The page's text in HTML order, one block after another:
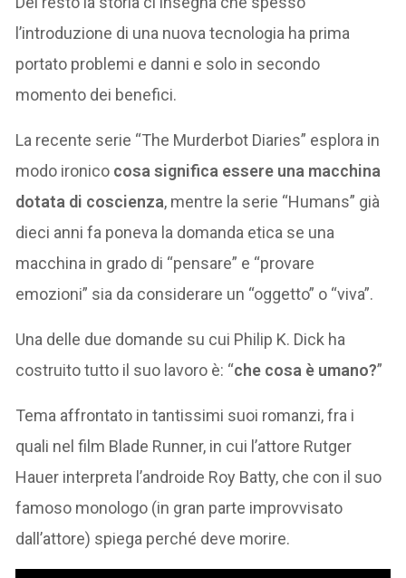
l’introduzione di una nuova tecnologia ha prima
portato problemi e danni e solo in secondo
momento dei benefici.
La recente serie “The Murderbot Diaries” esplora in
modo ironico cosa significa essere una macchina
dotata di coscienza, mentre la serie “Humans” già
dieci anni fa poneva la domanda etica se una
macchina in grado di “pensare” e “provare
emozioni” sia da considerare un “oggetto” o “viva”.
Una delle due domande su cui Philip K. Dick ha
costruito tutto il suo lavoro è: “che cosa è umano?”
Tema affrontato in tantissimi suoi romanzi, fra i
quali nel film Blade Runner, in cui l’attore Rutger
Hauer interpreta l’androide Roy Batty, che con il suo
famoso monologo (in gran parte improvvisato
dall’attore) spiega perché deve morire.